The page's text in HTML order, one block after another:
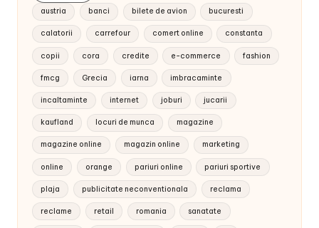
austria banci bilete de avion bucuresti
calatorii carrefour comert online constanta
copii cora credite e-commerce fashion
fmcg Grecia iarna imbracaminte
incaltaminte internet joburi jucarii
kaufland locuri de munca magazine
magazine online magazin online marketing
online orange pariuri online pariuri sportive
plaja publicitate neconventionala reclama
reclame retail romania sanatate